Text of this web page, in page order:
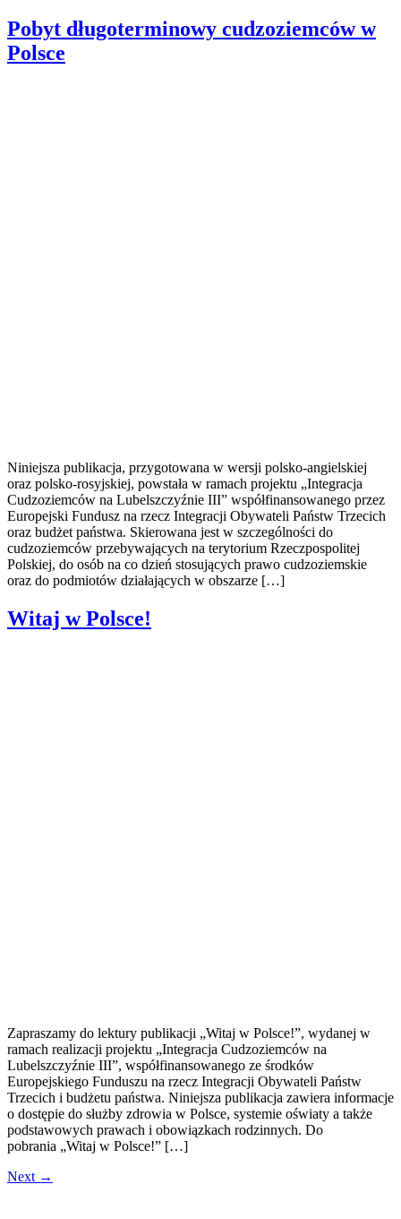
Pobyt długoterminowy cudzoziemców w
Polsce
Niniejsza publikacja, przygotowana w wersji polsko-angielskiej
oraz polsko-rosyjskiej, powstała w ramach projektu „Integracja
Cudzoziemców na Lubelszczyźnie III” współfinansowanego przez
Europejski Fundusz na rzecz Integracji Obywateli Państw Trzecich
oraz budżet państwa. Skierowana jest w szczególności do
cudzoziemców przebywających na terytorium Rzeczpospolitej
Polskiej, do osób na co dzień stosujących prawo cudzoziemskie
oraz do podmiotów działających w obszarze […]
Witaj w Polsce!
Zapraszamy do lektury publikacji „Witaj w Polsce!”, wydanej w
ramach realizacji projektu „Integracja Cudzoziemców na
Lubelszczyźnie III”, współfinansowanego ze środków
Europejskiego Funduszu na rzecz Integracji Obywateli Państw
Trzecich i budżetu państwa. Niniejsza publikacja zawiera informacje
o dostępie do służby zdrowia w Polsce, systemie oświaty a także
podstawowych prawach i obowiązkach rodzinnych. Do
pobrania „Witaj w Polsce!” […]
Next →